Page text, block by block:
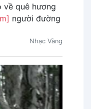
về quê hương
người đường
Nhạc Vàng